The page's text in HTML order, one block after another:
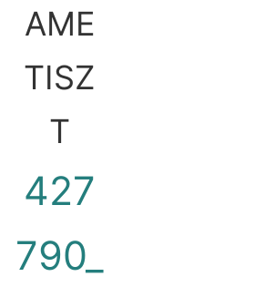
AME
TISZ
T
427
790_